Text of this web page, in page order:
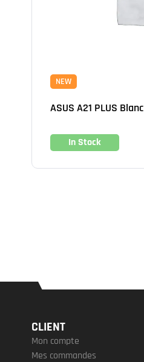
NEW
ASUS A21 PLUS Blanc
In Stock
CLIENT
Mon compte
Mes commandes